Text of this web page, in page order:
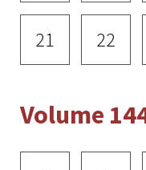
21 22
Volume